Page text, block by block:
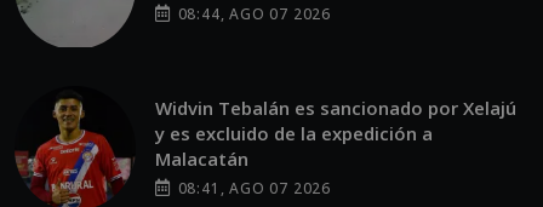
08:44, AGO 07 2026
Widvin Tebalán es sancionado por Xelajú
y es excluido de la expedición a
Malacatán
08:41, AGO 07 2026